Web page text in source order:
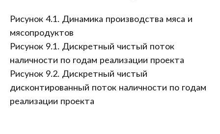
Рисунок 4.1. Динамика производства мяса и
мясопродуктов
Рисунок 9.1. Дискретный чистый поток
наличности по годам реализации проекта
Рисунок 9.2. Дискретный чистый
дисконтированный поток наличности по годам
реализации проекта